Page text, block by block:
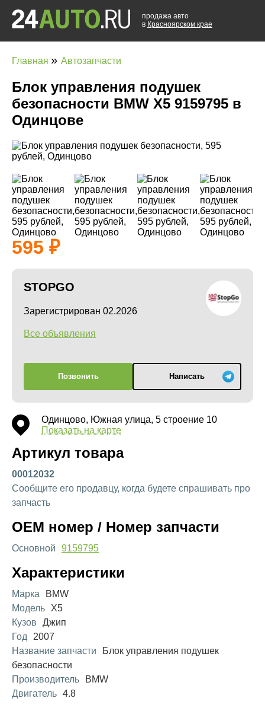
продажа авто
в Красноярском крае
Главная » Автозапчасти
Блок управления подушек
безопасности BMW X5 9159795 в
Одинцове
595
STOPGO
Зарегистрирован 02.2026
Все объявления
Позвонить Написать
Одинцово, Южная улица, 5 строение 10
Показать на карте
Артикул товара
00012032
Сообщите его продавцу, когда будете спрашивать про
запчасть
OEM номер / Номер запчасти
Основной 9159795
Характеристики
Марка
BMW
Модель
X5
Кузов
Джип
Год
2007
Название запчасти
Блок управления подушек
безопасности
Производитель
BMW
Двигатель 4.8